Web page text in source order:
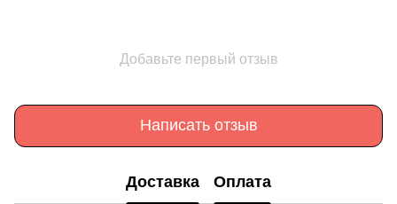
Добавьте первый отзыв
Написать отзыв
Доставка Оплата